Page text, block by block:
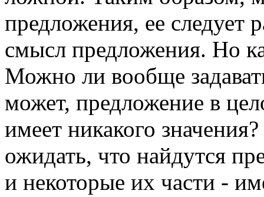
предложения, ее следует
смысл предложения. Но
Можно ли вообще
может, предложение в
имеет никакого
ожидать, что найдутся
и некоторые их части -